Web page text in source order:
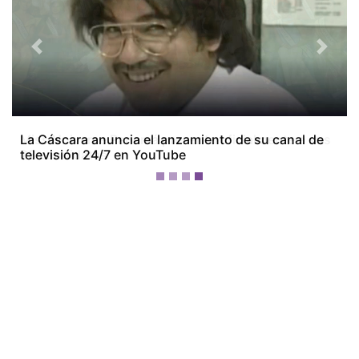
Miss Universe Panamá presenta oficialmente a sus
28 candidatas
Previous Next